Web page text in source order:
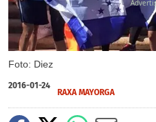
Foto: Diez
2016-01-24
RAXA MAYORGA